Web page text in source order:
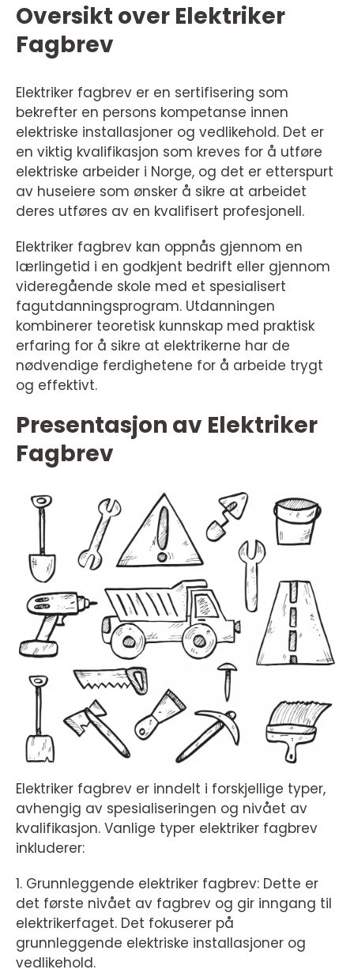
Oversikt over Elektriker
Fagbrev
Elektriker fagbrev er en sertifisering som
bekrefter en persons kompetanse innen
elektriske installasjoner og vedlikehold. Det er
en viktig kvalifikasjon som kreves for å utføre
elektriske arbeider i Norge, og det er etterspurt
av huseiere som ønsker å sikre at arbeidet
deres utføres av en kvalifisert profesjonell.
Elektriker fagbrev kan oppnås gjennom en
lærlingetid i en godkjent bedrift eller gjennom
videregående skole med et spesialisert
fagutdanningsprogram. Utdanningen
kombinerer teoretisk kunnskap med praktisk
erfaring for å sikre at elektrikerne har de
nødvendige ferdighetene for å arbeide trygt
og effektivt.
Presentasjon av Elektriker
Fagbrev
Elektriker fagbrev er inndelt i forskjellige typer,
avhengig av spesialiseringen og nivået av
kvalifikasjon. Vanlige typer elektriker fagbrev
inkluderer:
1. Grunnleggende elektriker fagbrev: Dette er
det første nivået av fagbrev og gir inngang til
elektrikerfaget. Det fokuserer på
grunnleggende elektriske installasjoner og
vedlikehold.